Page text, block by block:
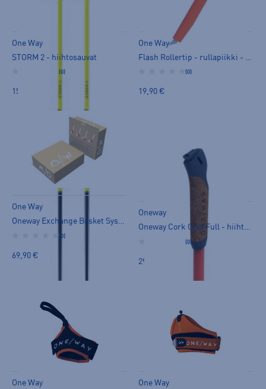
One Way
STORM 2 - hiihtosauvat
(0)
159,00 €
One Way
(0)
19,90 €
One Way
Oneway Exchange Basket System Box - sommat
(0)
69,90 €
Oneway
Oneway Cork Grip Full - hiihtosauvan kahva - kahvat
(0)
29,90 €
One Way
One Way